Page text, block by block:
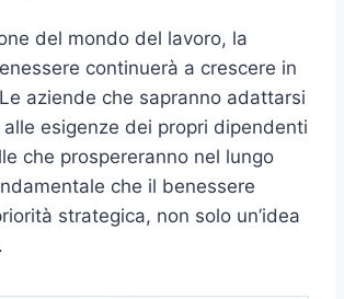
del mondo del lavoro, la
continuerà a crescere in
aziende che sapranno adattarsi
esigenze dei propri dipendenti
che prospereranno nel lungo
che il benessere
strategica, non solo un’idea